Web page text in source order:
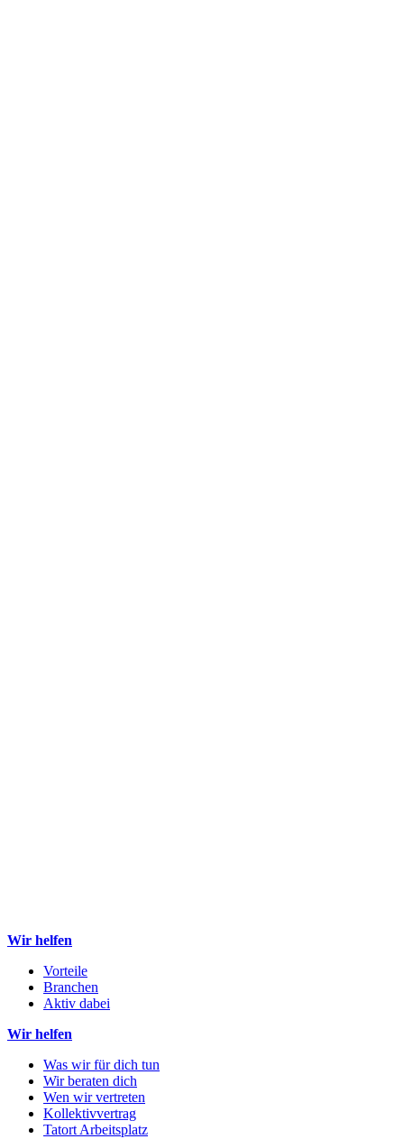
Wir helfen
Vorteile
Branchen
Aktiv dabei
Wir helfen
Was wir für dich tun
Wir beraten dich
Wen wir vertreten
Kollektivvertrag
Tatort Arbeitsplatz